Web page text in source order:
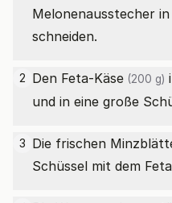
Melonenausstecher
schneiden.
2 Den Feta-Käse (200 g)
und in eine große
3 Die frischen
Schüssel mit dem